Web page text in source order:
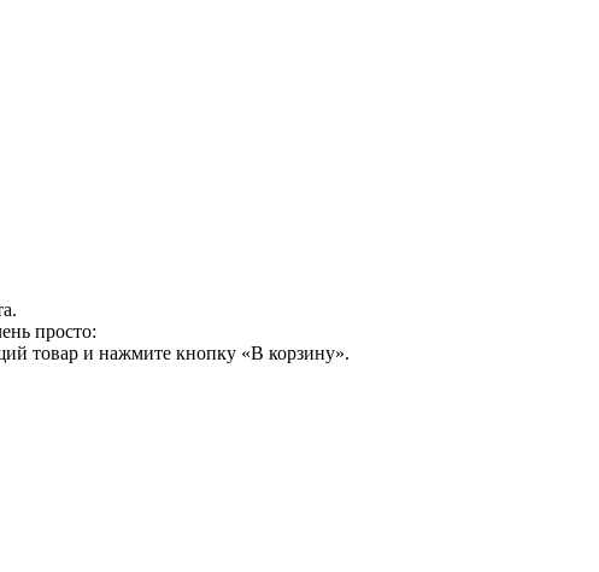
просто:
товар и нажмите кнопку «В корзину».